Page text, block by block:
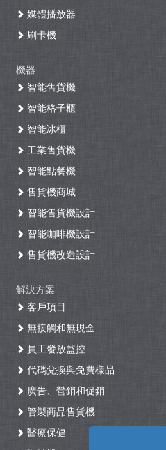
媒體播放器
刷卡機
機器
智能售貨機
智能格子櫃
智能冰櫃
工業售貨機
智能點餐機
售貨機商城
智能售貨機設計
智能咖啡機設計
售貨機改造設計
解決方案
客戶項目
無接觸和無現金
員工發放監控
代碼兌換與免費樣品
廣告、營銷和促銷
管製商品售貨機
醫療保健